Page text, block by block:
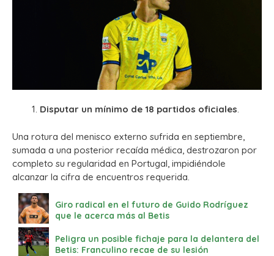
Disputar un mínimo de 18 partidos oficiales.
Una rotura del menisco externo sufrida en septiembre,
sumada a una posterior recaída médica, destrozaron por
completo su regularidad en Portugal, impidiéndole
alcanzar la cifra de encuentros requerida.
Giro radical en el futuro de Guido Rodríguez
que le acerca más al Betis
Peligra un posible fichaje para la delantera del
Betis: Franculino recae de su lesión